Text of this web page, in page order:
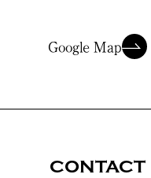
Google Map
CONTACT